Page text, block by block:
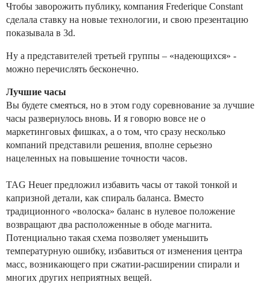
Чтобы заворожить публику, компания Frederique Constant
сделала ставку на новые технологии, и свою презентацию
показывала в 3d.
Ну а представителей третьей группы – «надеющихся» -
можно перечислять бесконечно.
Лучшие часы
Вы будете смеяться, но в этом году соревнование за лучшие
часы развернулось вновь. И я говорю вовсе не о
маркетинговых фишках, а о том, что сразу несколько
компаний представили решения, вполне серьезно
нацеленных на повышение точности часов.
TAG Heuer предложил избавить часы от такой тонкой и
капризной детали, как спираль баланса. Вместо
традиционного «волоска» баланс в нулевое положение
возвращают два расположенные в ободе магнита.
Потенциально такая схема позволяет уменьшить
температурную ошибку, избавиться от изменения центра
масс, возникающего при сжатии-расширении спирали и
многих других неприятных вещей.